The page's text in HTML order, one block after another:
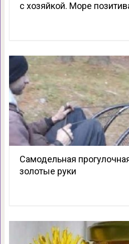
с хозяйкой. Море
Самодельная
золотые руки